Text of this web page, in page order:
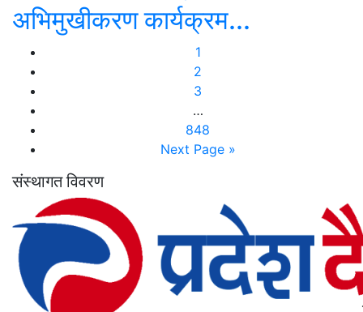
अभिमुखीकरण कार्यक्रम...
1
2
3
…
848
Next Page »
संस्थागत विवरण